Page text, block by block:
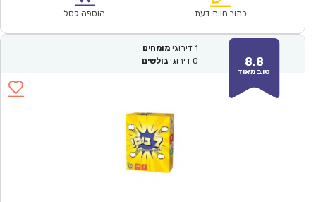
₪131.00.
כתוב חוות דעת הוספה לסל
8.8
טוב מאוד
1 דירוגי מומחים
0 דירוגי גולשים